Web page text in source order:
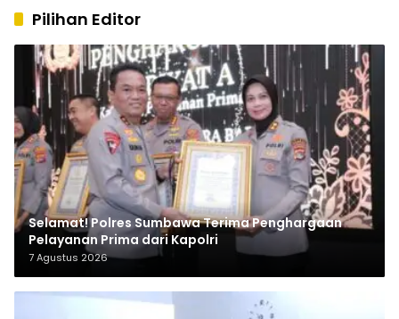
Pilihan Editor
Selamat! Polres Sumbawa Terima Penghargaan
Pelayanan Prima dari Kapolri
7 Agustus 2026